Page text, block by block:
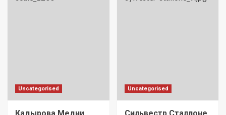
Uncategorised Uncategorised